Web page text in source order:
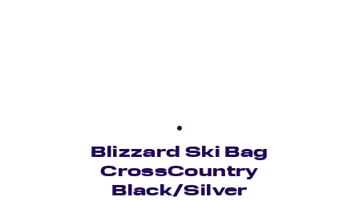
Blizzard Ski Bag
CrossCountry
Black/Silver